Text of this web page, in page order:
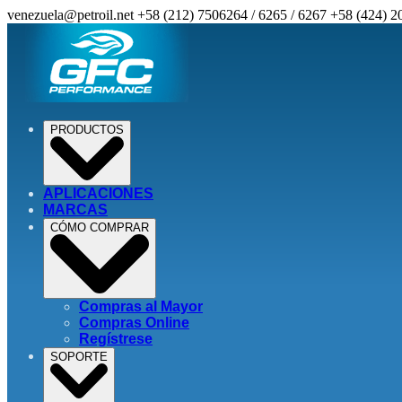
venezuela@petroil.net +58 (212) 7506264 / 6265 / 6267 +58 (424)
PRODUCTOS
APLICACIONES
MARCAS
CÓMO COMPRAR
Compras al Mayor
Compras Online
Regístrese
SOPORTE